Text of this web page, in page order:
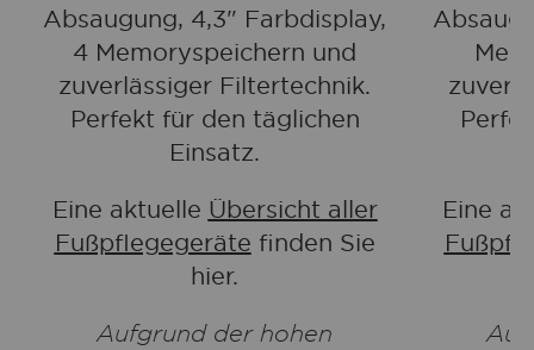
Absaugung, 4,3" Farbdisplay,
4 Memoryspeichern und
zuverlässiger Filtertechnik.
Perfekt für den täglichen
Einsatz.
Eine aktuelle Übersicht aller
Fußpflegegeräte finden Sie
hier.
Aufgrund der hohen
Eine